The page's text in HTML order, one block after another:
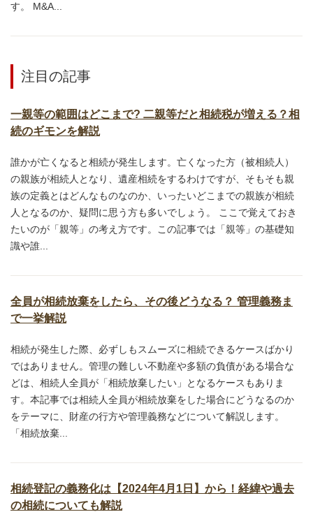
す。 M&A...
注目の記事
一親等の範囲はどこまで? 二親等だと相続税が増える？相
続のギモンを解説
誰かが亡くなると相続が発生します。亡くなった方（被相続人）
の親族が相続人となり、遺産相続をするわけですが、そもそも親
族の定義とはどんなものなのか、いったいどこまでの親族が相続
人となるのか、疑問に思う方も多いでしょう。 ここで覚えておき
たいのが「親等」の考え方です。この記事では「親等」の基礎知
識や誰...
全員が相続放棄をしたら、その後どうなる？ 管理義務ま
で一挙解説
相続が発生した際、必ずしもスムーズに相続できるケースばかり
ではありません。管理の難しい不動産や多額の負債がある場合な
どは、相続人全員が「相続放棄したい」となるケースもありま
す。本記事では相続人全員が相続放棄をした場合にどうなるのか
をテーマに、財産の行方や管理義務などについて解説します。
「相続放棄...
相続登記の義務化は【2024年4月1日】から！経緯や過去
の相続についても解説